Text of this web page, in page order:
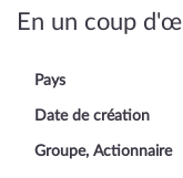
En un coup
Pays
Date de création
Groupe, Actionnaire